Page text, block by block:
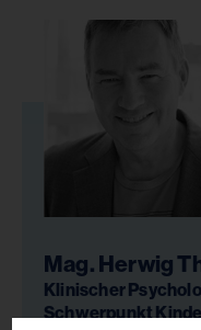
Mag. Herwig
Klinischer
Schwerpunkt